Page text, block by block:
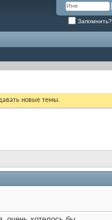
Запомнить?
новые темы.